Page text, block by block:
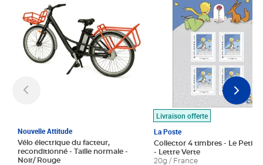
Nouvelle Attitude
Vélo électrique du facteur,
reconditionné - Taille normale -
Noir/ Rouge
Livraison offerte
La Poste
Collector 4 timbres - Le Petit
- Lettre Verte
20g / France